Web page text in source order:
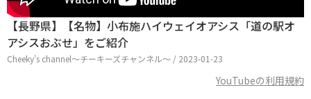
【長野県】【名物】小布施ハイウェイオアシス「道の駅オ
アシスおぶせ」をご紹介
Cheeky's channel〜チーキーズチャンネル〜 / 2023-01-23
YouTubeの利用規約